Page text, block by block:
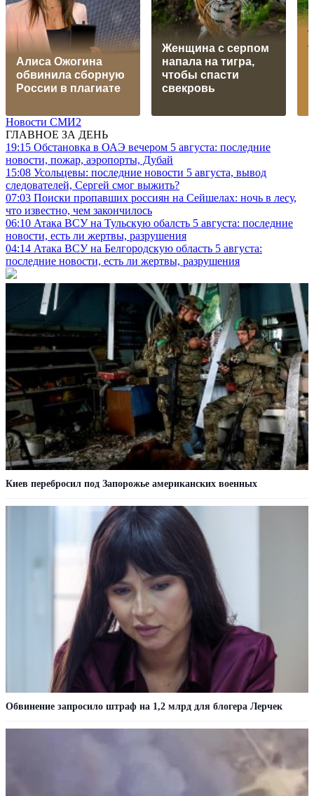
Алиса Ожогина
обвинила сборную
России в плагиате
Женщина с серпом
напала на тигра,
чтобы спасти
свекровь
Новости СМИ2
ГЛАВНОЕ ЗА ДЕНЬ
19:15 Обстановка в ОАЭ вечером 5 августа: последние
новости, пожар, аэропорты, Дубай
15:08 Усольцевы: последние новости 5 августа, вывод
следователей, Сергей смог выжить?
07:03 Поиски пропавших россиян на Сейшелах: ночь в лесу,
что известно, чем закончилось
06:10 Атака ВСУ на Тульскую обалсть 5 августа: последние
новости, есть ли жертвы, разрушения
04:14 Атака ВСУ на Белгородскую область 5 августа:
последние новости, есть ли жертвы, разрушения
Киев перебросил под Запорожье американских военных
Обвинение запросило штраф на 1,2 млрд для блогера Лерчек